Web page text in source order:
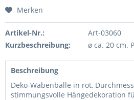
Merken
Artikel-Nr.:
Art-03060
Kurzbeschreibung:
ø ca. 20 cm.
Beschreibung
Deko-Wabenbälle in rot,
stimmungsvolle Hängedekoration